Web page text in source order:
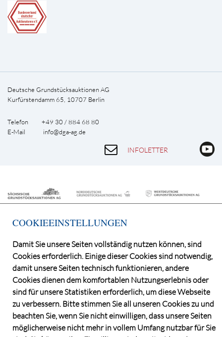
Deutsche Grundstücksauktionen AG
Kurfürstendamm 65, 10707 Berlin
Telefon +49 30 / 884 68 80
E-Mail info@dga-ag.de
INFOLETTER
©2026 Deutsche Grundstücksauktionen AG
CONSENT MANAGER
KATALOGBEZUG
OBJEKTFRAGEBOGEN
DATENSCHUTZ
VERSTEIGERUNGSBEDINGUNGEN
COOKIEEINSTELLUNGEN
Damit Sie unsere Seiten vollständig nutzen können, sind
Cookies erforderlich. Einige dieser Cookies sind notwendig,
damit unsere Seiten technisch funktionieren, andere
Cookies dienen dem komfortablen Nutzungserlebnis oder
sind für unsere Statistiken erforderlich, um diese Webseite
zu verbessern. Bitte stimmen Sie all unseren Cookies zu und
beachten Sie, wenn Sie nicht einwilligen, dass unsere Seiten
möglicherweise nicht mehr in vollem Umfang nutzbar für Sie